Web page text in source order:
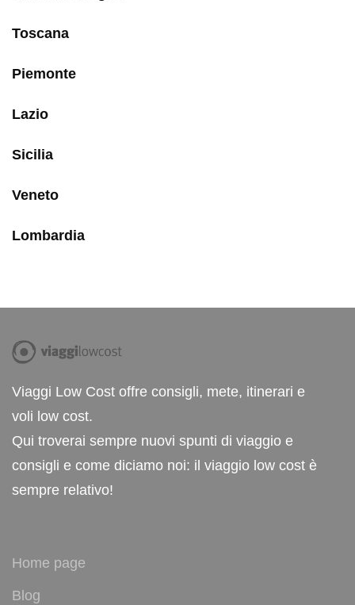
Toscana
Piemonte
Lazio
Sicilia
Veneto
Lombardia
Viaggi Low Cost offre consigli, mete, itinerari e
voli low cost.
Qui troverai sempre nuovi spunti di viaggio e
consigli e come diciamo noi: il viaggio low cost è
sempre relativo!
Home page
Blog